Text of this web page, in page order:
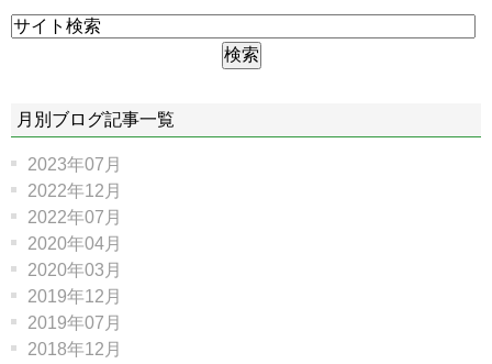
月別ブログ記事一覧
2023年07月
2022年12月
2022年07月
2020年04月
2020年03月
2019年12月
2019年07月
2018年12月